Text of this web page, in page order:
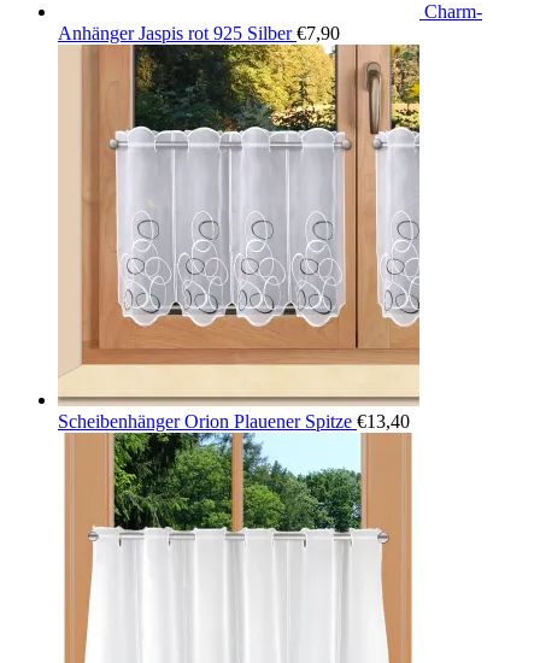
Charm-
Anhänger Jaspis rot 925 Silber €7,90
Scheibenhänger Orion Plauener Spitze €13,40